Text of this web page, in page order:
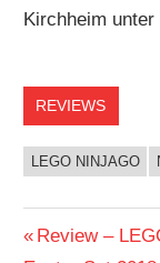
Kirchheim
REVIEWS
LEGO NINJAGO
Vorheriger
Review –